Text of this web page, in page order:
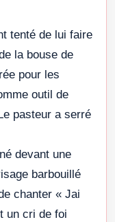
tenté de lui faire
la bouse de
pour les
outil de
pasteur a serré
devant une
barbouillé
chanter « Jai
un cri de foi